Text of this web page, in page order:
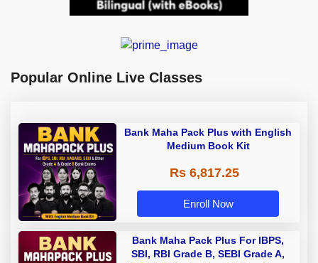
Popular Online Live Classes
Bank Maha Pack Plus with English
Medium Book Kit
Rs 6,817.25
Enroll Now
Bank Maha Pack Plus For IBPS,
SBI, RBI Grade B, SEBI Grade A,